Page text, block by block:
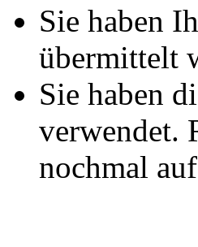
Sie haben
übermittelt
Sie haben
verwendet.
nochmal